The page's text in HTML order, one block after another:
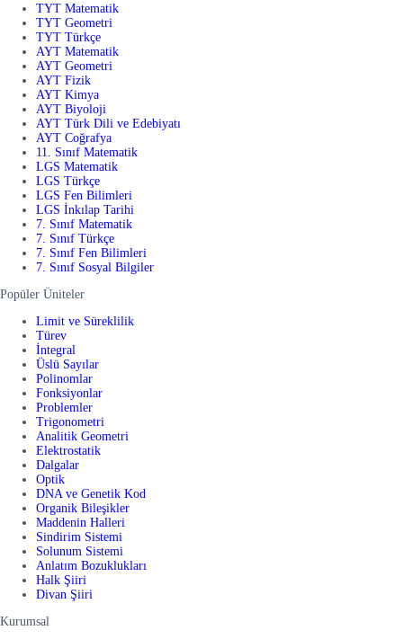
TYT Matematik
TYT Geometri
TYT Türkçe
AYT Matematik
AYT Geometri
AYT Fizik
AYT Kimya
AYT Biyoloji
AYT Türk Dili ve Edebiyatı
AYT Coğrafya
11. Sınıf Matematik
LGS Matematik
LGS Türkçe
LGS Fen Bilimleri
LGS İnkılap Tarihi
7. Sınıf Matematik
7. Sınıf Türkçe
7. Sınıf Fen Bilimleri
7. Sınıf Sosyal Bilgiler
Popüler Üniteler
Limit ve Süreklilik
Türev
İntegral
Üslü Sayılar
Polinomlar
Fonksiyonlar
Problemler
Trigonometri
Analitik Geometri
Elektrostatik
Dalgalar
Optik
DNA ve Genetik Kod
Organik Bileşikler
Maddenin Halleri
Sindirim Sistemi
Solunum Sistemi
Anlatım Bozuklukları
Halk Şiiri
Divan Şiiri
Kurumsal